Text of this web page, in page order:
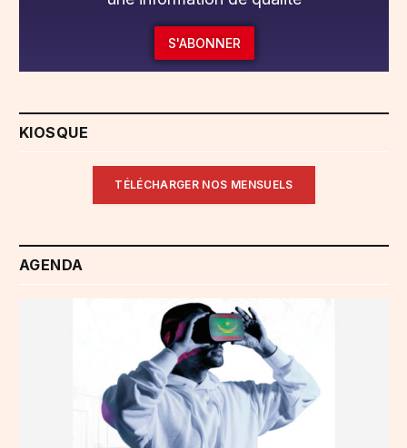
S'ABONNER
KIOSQUE
TÉLÉCHARGER NOS MENSUELS
AGENDA